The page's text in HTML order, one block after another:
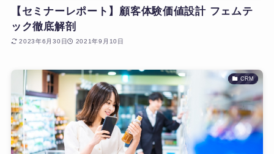
【セミナーレポート】顧客体験価値設計 フェムテ
ック徹底解剖
2023年6月30日 2021年9月10日
CRM